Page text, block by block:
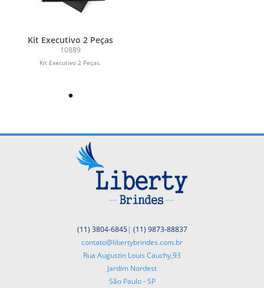
Kit Executivo 2 Peças
10889
Kit Executivo 2 Peças.
(11) 3804-6845| (11) 9873-88837
contato@libertybrindes.com.br
Rua Augustin Louis Cauchy,93
Jardim Nordest
São Paulo - SP